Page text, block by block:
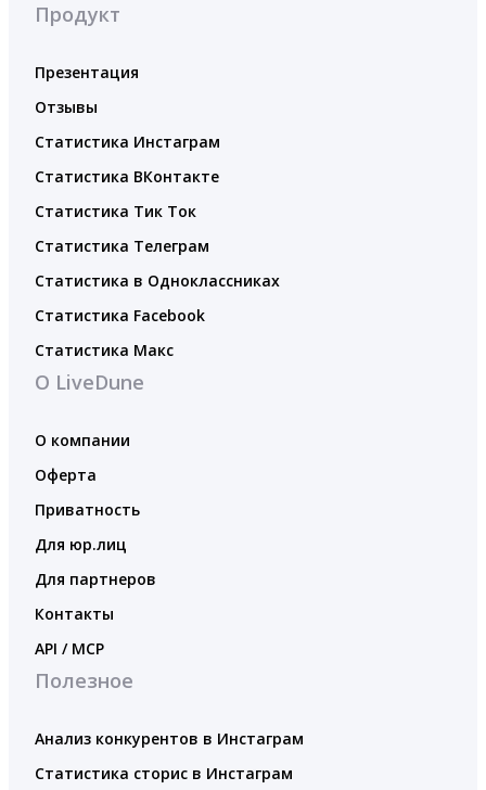
Продукт
Презентация
Отзывы
Статистика Инстаграм
Статистика ВКонтакте
Статистика Тик Ток
Статистика Телеграм
Статистика в Одноклассниках
Статистика Facebook
Статистика Макс
О LiveDune
О компании
Оферта
Приватность
Для юр.лиц
Для партнеров
Контакты
API / MCP
Полезное
Анализ конкурентов в Инстаграм
Статистика сторис в Инстаграм